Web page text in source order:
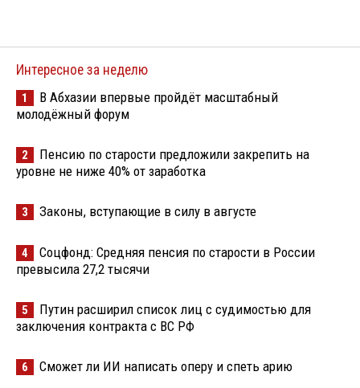
Интересное за неделю
1
В Абхазии впервые пройдёт масштабный
молодёжный форум
2
Пенсию по старости предложили закрепить на
уровне не ниже 40% от заработка
3 Законы, вступающие в силу в августе
4
Соцфонд: Средняя пенсия по старости в России
превысила 27,2 тысячи
5
Путин расширил список лиц с судимостью для
заключения контракта с ВС РФ
6 Сможет ли ИИ написать оперу и спеть арию